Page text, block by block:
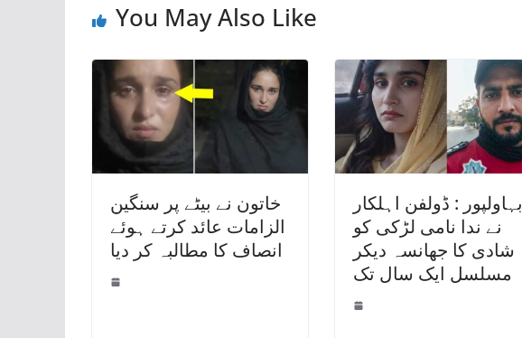
You May Also Like
خاتون نے بیٹے پر سنگین
الزامات عائد کرتے ہوئے
انصاف کا مطالبہ کر دیا
بہاولپور : ڈولفن اہلکار
نے ندا نامی لڑکی کو
شادی کا جھانسہ دیکر
مسلسل ایک سال تک